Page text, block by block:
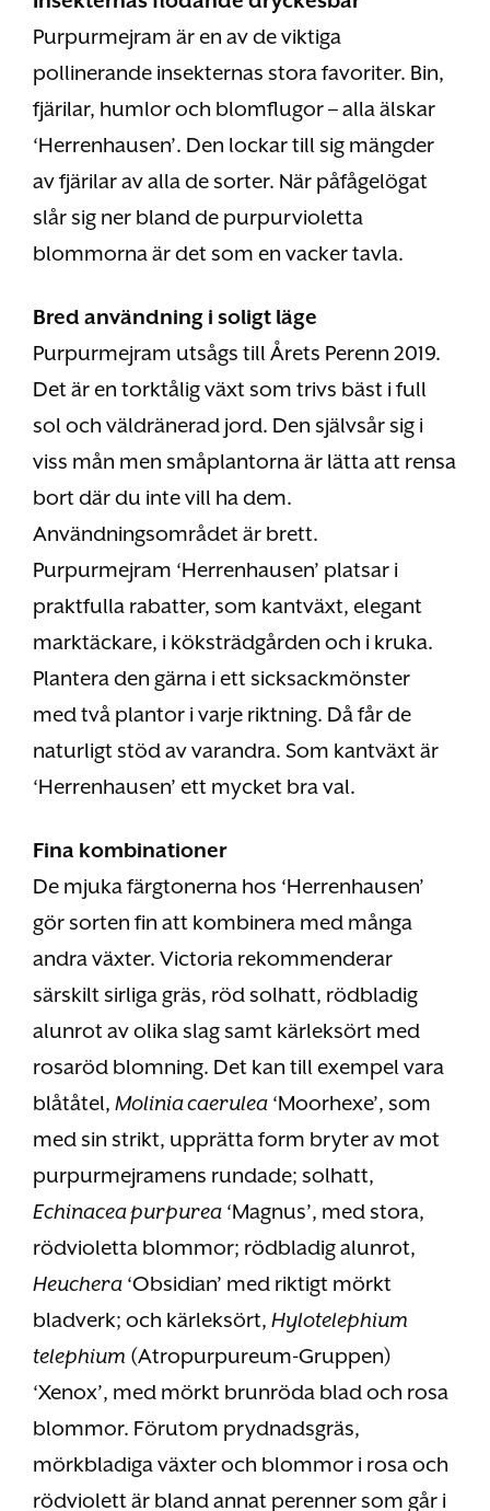
Purpurmejram är en av de viktiga
pollinerande insekternas stora favoriter. Bin,
fjärilar, humlor och blomflugor – alla älskar
‘Herrenhausen’. Den lockar till sig mängder
av fjärilar av alla de sorter. När påfågelögat
slår sig ner bland de purpurvioletta
blommorna är det som en vacker tavla.
Bred användning i soligt läge
Purpurmejram utsågs till Årets Perenn 2019.
Det är en torktålig växt som trivs bäst i full
sol och väldränerad jord. Den självsår sig i
viss mån men småplantorna är lätta att rensa
bort där du inte vill ha dem.
Användningsområdet är brett.
Purpurmejram ‘Herrenhausen’ platsar i
praktfulla rabatter, som kantväxt, elegant
marktäckare, i köksträdgården och i kruka.
Plantera den gärna i ett sicksackmönster
med två plantor i varje riktning. Då får de
naturligt stöd av varandra. Som kantväxt är
‘Herrenhausen’ ett mycket bra val.
Fina kombinationer
De mjuka färgtonerna hos ‘Herrenhausen’
gör sorten fin att kombinera med många
andra växter. Victoria rekommenderar
särskilt sirliga gräs, röd solhatt, rödbladig
alunrot av olika slag samt kärleksört med
rosaröd blomning. Det kan till exempel vara
blåtåtel, Molinia caerulea ‘Moorhexe’, som
med sin strikt, upprätta form bryter av mot
purpurmejramens rundade; solhatt,
Echinacea purpurea ‘Magnus’, med stora,
rödvioletta blommor; rödbladig alunrot,
Heuchera ‘Obsidian’ med riktigt mörkt
bladverk; och kärleksört, Hylotelephium
telephium (Atropurpureum-Gruppen)
‘Xenox’, med mörkt brunröda blad och rosa
blommor. Förutom prydnadsgräs,
mörkbladiga växter och blommor i rosa och
rödviolett är bland annat perenner som går i